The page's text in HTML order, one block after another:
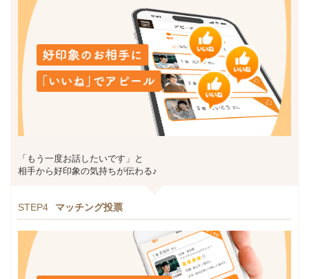
「もう一度お話したいです」と
相手から好印象の気持ちが伝わる♪
STEP4 マッチング投票